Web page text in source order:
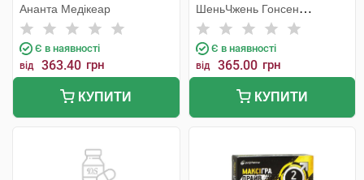
Ананта Медікеар
Є в наявності
від 363.40 грн
КУПИТИ
ШеньЧжень Гонсен
Байоледжі Індастрі Ко. Лтд
Є в наявності
від 365.00 грн
КУПИТИ